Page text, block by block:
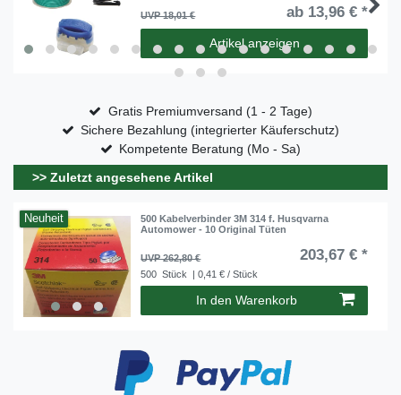
UVP 18,01 €
ab 13,96 € *
Artikel anzeigen
Gratis Premiumversand (1 - 2 Tage)
Sichere Bezahlung (integrierter Käuferschutz)
Kompetente Beratung (Mo - Sa)
>> Zuletzt angesehene Artikel
Neuheit
500 Kabelverbinder 3M 314 f. Husqvarna
Automower - 10 Original Tüten
UVP 262,80 € 203,67 € *
500 Stück | 0,41 € / Stück
In den Warenkorb